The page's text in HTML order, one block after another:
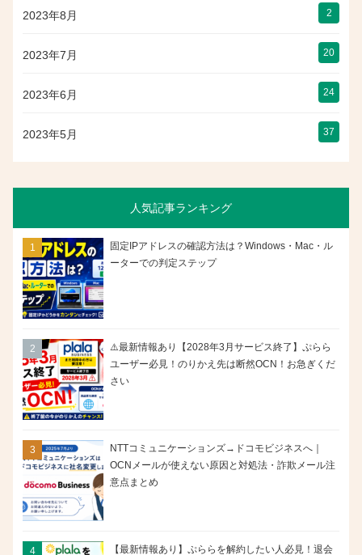
2023年8月 2
2023年7月 20
2023年6月 24
2023年5月 37
人気記事ランキング
固定IPアドレスの確認方法は？Windows・Mac・ル
ーターでの判定ステップ
⚠️最新情報あり【2028年3月サービス終了】ぷらら
ユーザー必見！のりかえ先は断然OCN！お急ぎくだ
さい
NTTコミュニケーションズ→ドコモビジネスへ｜
OCNメールが使えない原因と対処法・詐欺メール注
意点まとめ
【最新情報あり】ぷららを解約したい人必見！退会